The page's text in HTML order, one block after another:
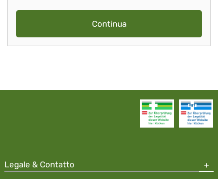
Continua
Legale & Contatto